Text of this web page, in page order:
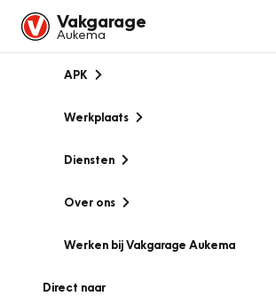
Vakgarage
Aukema
APK
Werkplaats
Diensten
Over ons
Werken bij Vakgarage Aukema
Direct naar